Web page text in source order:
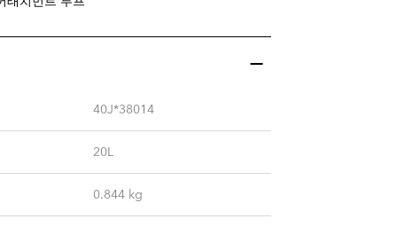
40J*38014
20L
0.844 kg